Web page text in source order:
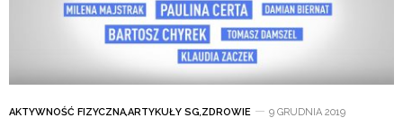
AKTYWNOŚĆ FIZYCZNA,ARTYKUŁY SG,ZDROWIE 9 GRUDNIA 2019